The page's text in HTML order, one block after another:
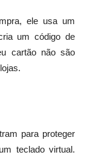
ele usa um
um código de
cartão não são
para proteger
teclado virtual.